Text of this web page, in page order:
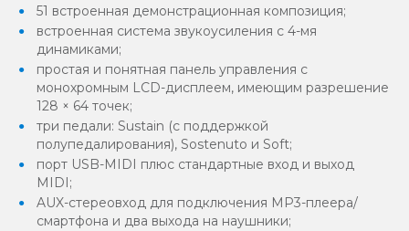
51 встроенная демонстрационная композиция;
встроенная система звукоусиления с 4-мя
динамиками;
простая и понятная панель управления с
монохромным LCD-дисплеем, имеющим разрешение
128 × 64 точек;
три педали: Sustain (с поддержкой
полупедалирования), Sostenuto и Soft;
порт USB-MIDI плюс стандартные вход и выход
MIDI;
AUX-стереовход для подключения MP3-плеера/
смартфона и два выхода на наушники;